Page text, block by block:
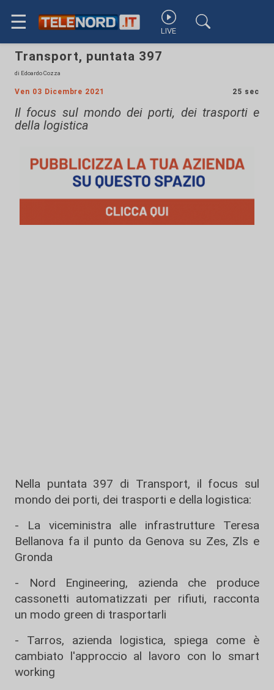
☰ LIVE
Transport, puntata 397
di Edoardo Cozza
Ven 03 Dicembre 2021 25 sec
Il focus sul mondo dei porti, dei trasporti e
della logistica
Nella puntata 397 di Transport, il focus sul
mondo dei porti, dei trasporti e della logistica:
- La viceministra alle infrastrutture Teresa
Bellanova fa il punto da Genova su Zes, Zls e
Gronda
- Nord Engineering, azienda che produce
cassonetti automatizzati per rifiuti, racconta
un modo green di trasportarli
- Tarros, azienda logistica, spiega come è
cambiato l'approccio al lavoro con lo smart
working